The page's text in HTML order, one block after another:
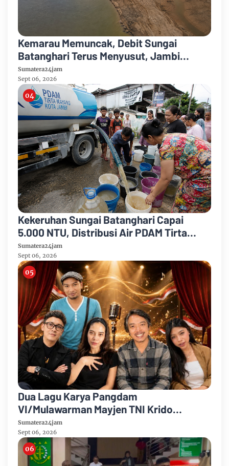
Kemarau Memuncak, Debit Sungai
Batanghari Terus Menyusut, Jambi
Hadapi Ancaman Krisis Air Bersih dan
Karhutla
Sumatera24jam
Sept 06, 2026
Kekeruhan Sungai Batanghari Capai
5.000 NTU, Distribusi Air PDAM Tirta
Mayang di Sejumlah Wilayah Terganggu
Sumatera24jam
Sept 06, 2026
Dua Lagu Karya Pangdam
VI/Mulawarman Mayjen TNI Krido
Pramono Jadi Ikon Singing Competition
HUT Ke-81 RI
Sumatera24jam
Sept 06, 2026